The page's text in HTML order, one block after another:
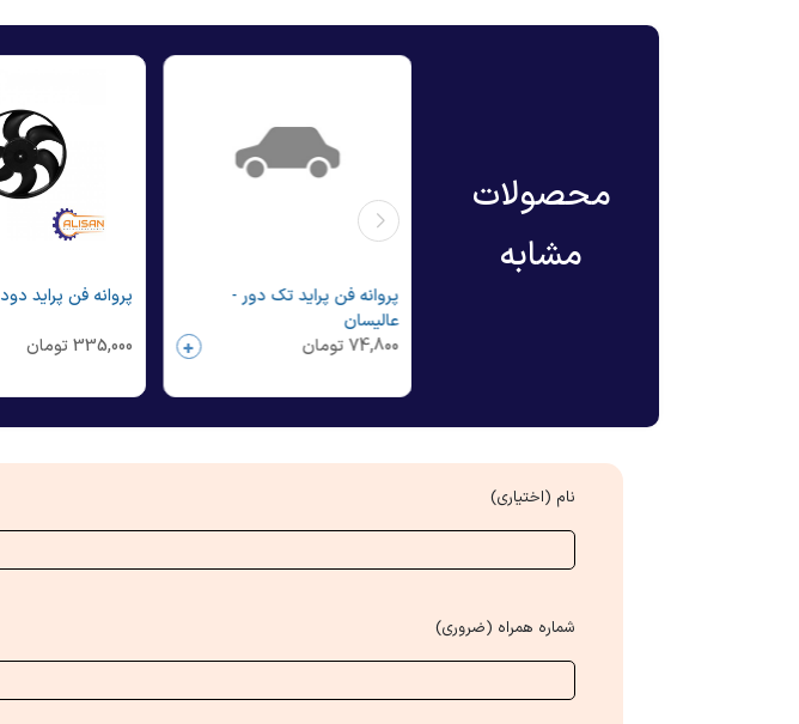
محصولات
مشابه
پروانه فن پراید تک دور -
عالیسان
74,800 تومان
پروانه فن پراید
335,000 تومان
نام (اختیاری)
شماره همراه (ضروری)